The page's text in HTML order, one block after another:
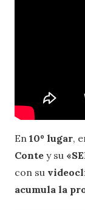
En 10º lugar,
Conte y su
con su
acumula la